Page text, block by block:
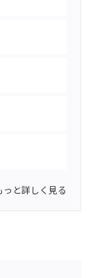
っと詳しく見る